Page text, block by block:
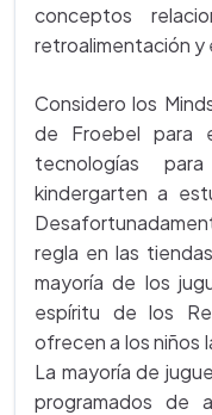
conceptos
retroalimentación y
Considero los
de Froebel para
tecnologías
kindergarten a
regla en las
mayoría de los
espíritu de los
ofrecen a los niños
La mayoría de
programados de